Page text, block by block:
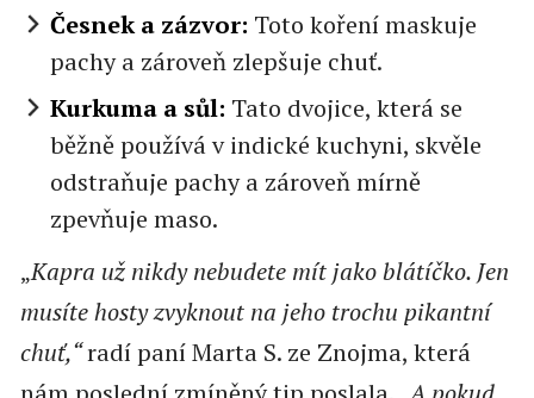
Česnek a zázvor: Toto koření maskuje
pachy a zároveň zlepšuje chuť.
Kurkuma a sůl: Tato dvojice, která se
běžně používá v indické kuchyni, skvěle
odstraňuje pachy a zároveň mírně
zpevňuje maso.
„Kapra už nikdy nebudete mít jako blátíčko. Jen
musíte hosty zvyknout na jeho trochu pikantní
chuť,“radí paní Marta S. ze Znojma, která